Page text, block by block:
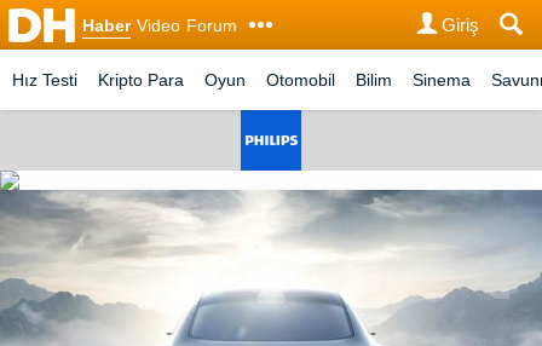
Haber Video Forum Giriş
Hız Testi Kripto Para Oyun Otomobil Bilim Sinema